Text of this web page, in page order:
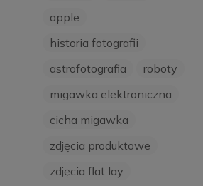
apple
historia fotografii
astrofotografia
roboty
migawka elektroniczna
cicha migawka
zdjęcia produktowe
zdjęcia flat lay